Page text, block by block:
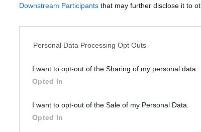
Downstream Participants that may further disclose it to
Personal Data Processing Opt Outs
I want to opt-out of the Sharing of my personal data.
Opted In
I want to opt-out of the Sale of my Personal Data.
Opted In